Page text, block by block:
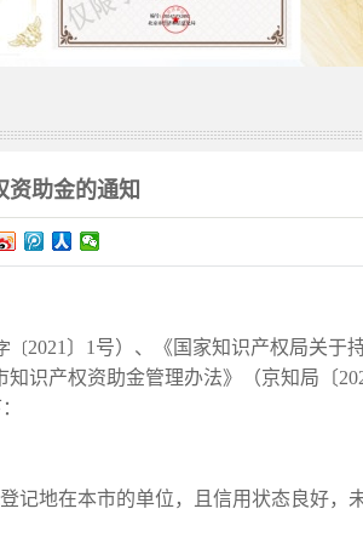
资助金的通知
〔2021〕1号）、《国家知识产权局关于
识产权资助金管理办法》（京知局〔
记地在本市的单位，且信用状态良好，